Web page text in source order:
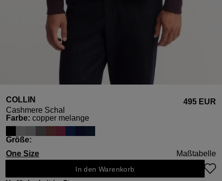
COLLIN
Cashmere Schal
495 EUR
Farbeauswählen
: copper melange
Größeauswählen
:
One Size
Maßtabelle
In den Warenkorb